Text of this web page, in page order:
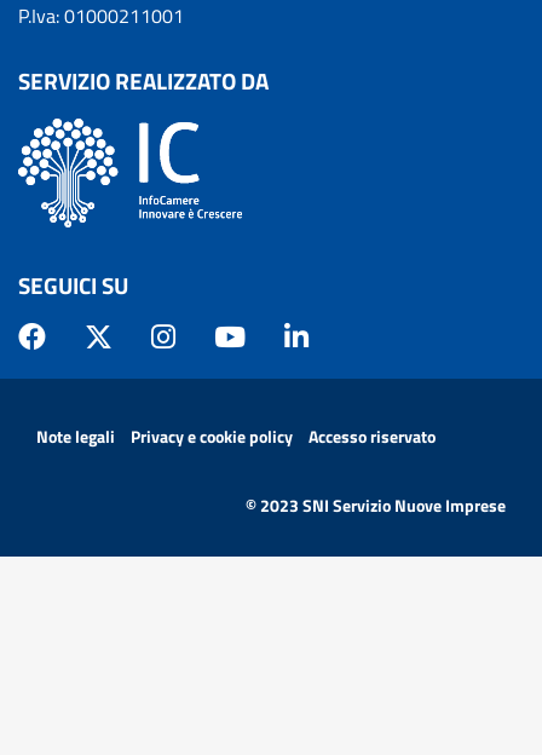
P.Iva: 01000211001
SERVIZIO REALIZZATO DA
SEGUICI SU
MENÙ PRIVACY
Note legali Privacy e cookie policy Accesso riservato
© 2023 SNI Servizio Nuove Imprese